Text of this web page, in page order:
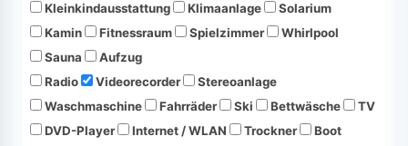
Kleinkindausstattung
Klimaanlage
Solarium
Kamin
Fitnessraum Spielzimmer
Whirlpool
Sauna
Aufzug
Radio
Videorecorder
Stereoanlage
Waschmaschine
Fahrräder Ski Bettwäsche
TV
DVD-Player
Internet / WLAN Trockner
Boot